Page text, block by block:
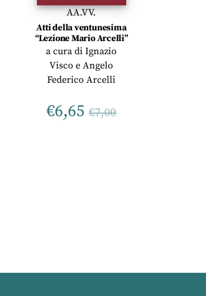
AA.VV.
Atti della ventunesima
“Lezione Mario Arcelli”
a cura diIgnazio
Visco eAngelo
Federico Arcelli
€6,65 €7,00